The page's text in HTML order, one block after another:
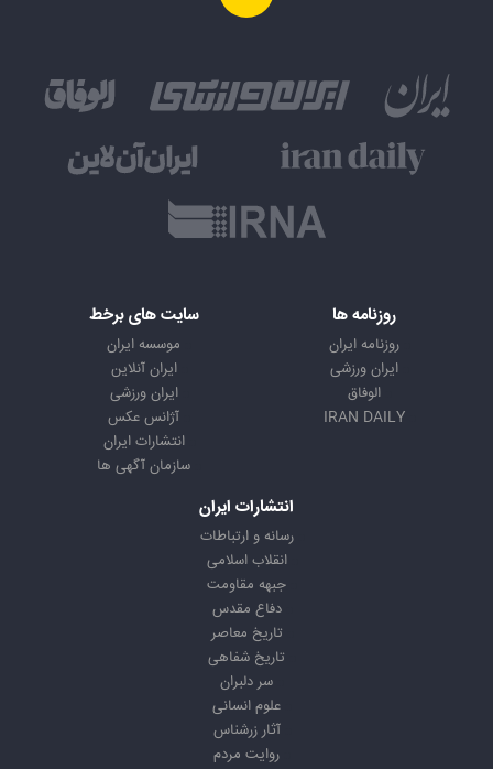
روزنامه ها
روزنامه ایران
ایران ورزشی
الوفاق
IRAN DAILY
سایت های برخط
موسسه ایران
ایران آنلاین
ایران ورزشی
آژانس عکس
انتشارات ایران
سازمان آگهی ها
انتشارات ایران
رسانه و ارتباطات
انقلاب اسلامی
جبهه مقاومت
دفاع مقدس
تاریخ معاصر
تاریخ شفاهی
سر دلبران
علوم انسانی
آثار زرشناس
روایت مردم